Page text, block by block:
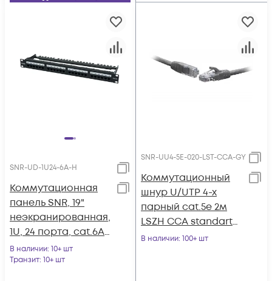
SNR-UD-1U24-6А-H
Коммутационная
панель SNR, 19"
неэкранированная,
1U, 24 порта, cat.6А,
горизонтальная
заделка
В наличии: 10+ шт
Транзит: 10+ шт
SNR-UU4-5E-020-LST-CCA-GY
Коммутационный
шнур U/UTP 4-х
парный cat.5e 2м
LSZH CCA standart
серый
В наличии: 100+ шт